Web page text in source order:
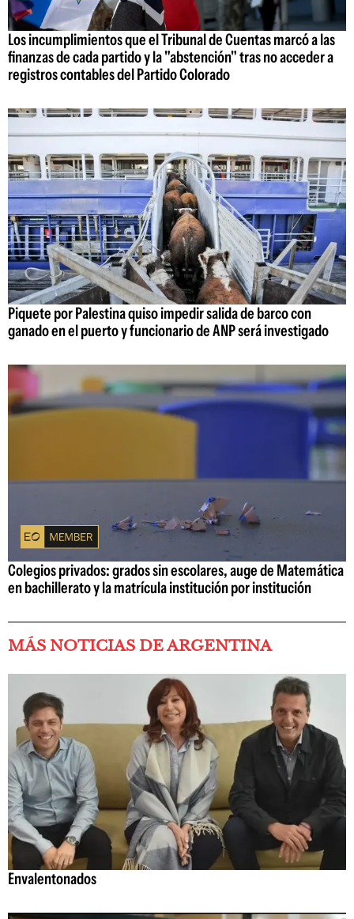
Los incumplimientos que el Tribunal de Cuentas marcó a las
finanzas de cada partido y la "abstención" tras no acceder a
registros contables del Partido Colorado
Piquete por Palestina quiso impedir salida de barco con
ganado en el puerto y funcionario de ANP será investigado
Colegios privados: grados sin escolares, auge de Matemática
en bachillerato y la matrícula institución por institución
MÁS NOTICIAS DE ARGENTINA
Envalentonados